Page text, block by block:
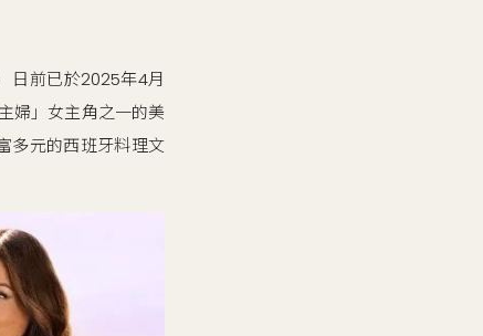
日前已於2025年4月
婦」女主角之一的美
多元的西班牙料理文